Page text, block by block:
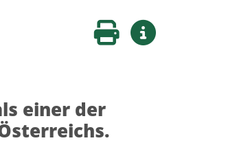
Seite druckenWeitere Infos
einer der